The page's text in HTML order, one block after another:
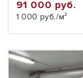
91 000 руб.
1 000 руб./м²